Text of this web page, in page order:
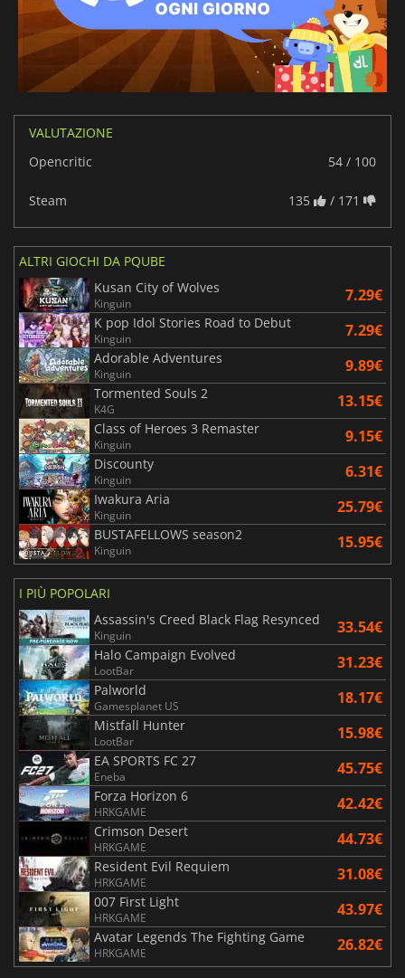
VALUTAZIONE
Opencritic
54 / 100
Steam 135 / 171
ALTRI GIOCHI DA PQUBE
Kusan City of Wolves
Kinguin 7.29€
K pop Idol Stories Road to Debut
Kinguin 7.29€
Adorable Adventures
Kinguin 9.89€
Tormented Souls 2
K4G 13.15€
Class of Heroes 3 Remaster
Kinguin 9.15€
Discounty
Kinguin 6.31€
Iwakura Aria
Kinguin 25.79€
BUSTAFELLOWS season2
Kinguin 15.95€
I PIÙ POPOLARI
Assassin's Creed Black Flag Resynced
Kinguin 33.54€
Halo Campaign Evolved
LootBar 31.23€
Palworld
Gamesplanet US 18.17€
Mistfall Hunter
LootBar 15.98€
EA SPORTS FC 27
Eneba 45.75€
Forza Horizon 6
HRKGAME 42.42€
Crimson Desert
HRKGAME 44.73€
Resident Evil Requiem
HRKGAME 31.08€
007 First Light
HRKGAME 43.97€
Avatar Legends The Fighting Game
HRKGAME 26.82€